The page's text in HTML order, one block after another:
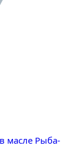
масле Рыба-